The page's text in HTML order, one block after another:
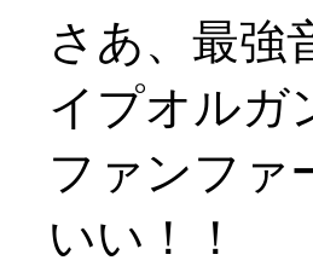
さあ、最強
イプオルガ
ファンファ
いい！！